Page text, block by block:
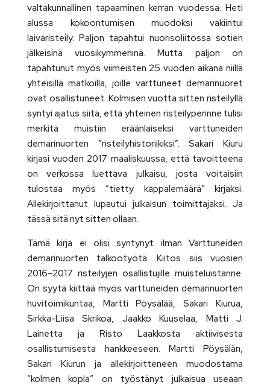
valtakunnallinen tapaaminen kerran vuodessa. Heti
alussa kokoontumisen muodoksi vakiintui
laivaristeily. Paljon tapahtui nuorisoliitossa sotien
jälkeisinä vuosikymmeninä. Mutta paljon on
tapahtunut myös viimeisten 25 vuoden aikana niillä
yhteisillä matkoilla, joille varttuneet demarinuoret
ovat osallistuneet. Kolmisen vuotta sitten risteilyllä
syntyi ajatus siitä, että yhteinen risteilyperinne tulisi
merkitä muistiin eräänlaiseksi varttuneiden
demarinuorten ”risteilyhistoriikiksi”. Sakari Kiuru
kirjasi vuoden 2017 maaliskuussa, että tavoitteena
on verkossa luettava julkaisu, josta voitaisiin
tulostaa myös ”tietty kappalemäärä” kirjaksi.
Allekirjoittanut lupautui julkaisun toimittajaksi. Ja
tässä sitä nyt sitten ollaan.
Tämä kirja ei olisi syntynyt ilman Varttuneiden
demarinuorten talkootyötä. Kiitos siis vuosien
2016–2017 risteilyjen osallistujille muisteluistanne.
On syytä kiittää myös varttuneiden demarinuorten
huvitoimikuntaa, Martti Pöysälää, Sakari Kiurua,
Sirkka-Liisa Skrikoa, Jaakko Kuuselaa, Matti J.
Lainetta ja Risto Laakkosta aktiivisesta
osallistumisesta hankkeeseen. Martti Pöysälän,
Sakari Kiurun ja allekirjoitteneen muodostama
”kolmen kopla” on työstänyt julkaisua useaan